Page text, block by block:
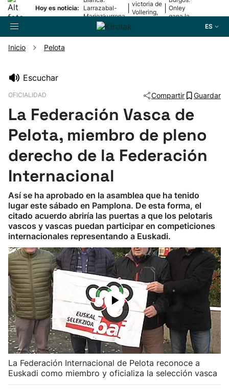
Hoy es noticia:
Larrazabal-
Mariezkurrena
II, a la final
victoria de
Vollering,
Onley
gana la
ES
Pelota
Remo
Ciclismo
Balonmano
Kirolak 360
Atletismo
Carreras de montaña
Más deportes
Inicio Pelota
Escuchar
OFICIALIDAD Compartir Guardar
La Federación Vasca de
Pelota, miembro de pleno
derecho de la Federación
Internacional
Así se ha aprobado en la asamblea que ha tenido
lugar este sábado en Pamplona. De esta forma, el
citado acuerdo abriría las puertas a que los pelotaris
vascos y vascas puedan participar en competiciones
internacionales representando a Euskadi.
La Federación Internacional de Pelota reconoce a
Euskadi como miembro y oficializa la selección vasca